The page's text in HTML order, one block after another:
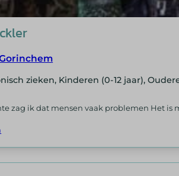
zieken, Kinderen (0-12 jaar),
zag ik dat mensen vaak problemen Het